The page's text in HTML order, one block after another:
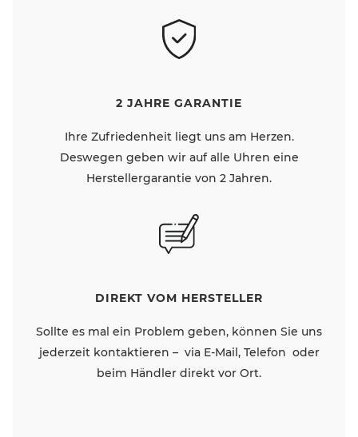
2 JAHRE GARANTIE
Ihre Zufriedenheit liegt uns am Herzen.
Deswegen geben wir auf alle Uhren eine
Herstellergarantie von 2 Jahren.
DIREKT VOM HERSTELLER
Sollte es mal ein Problem geben, können Sie uns
jederzeit kontaktieren – via E-Mail, Telefon oder
beim Händler direkt vor Ort.